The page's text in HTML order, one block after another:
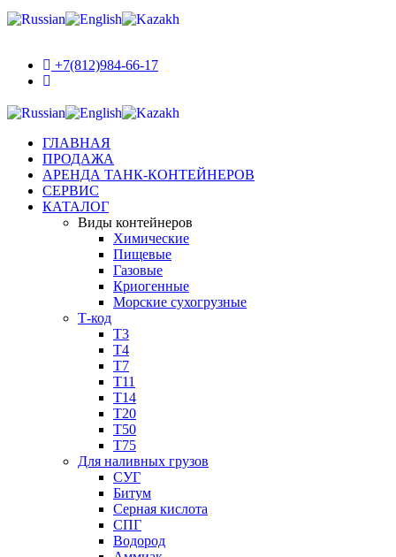
+7(812)984-66-17
ГЛАВНАЯ
ПРОДАЖА
АРЕНДА ТАНК-КОНТЕЙНЕРОВ
СЕРВИС
КАТАЛОГ
Виды контейнеров
Химические
Пищевые
Газовые
Криогенные
Морские сухогрузные
Т-код
Т3
Т4
Т7
Т11​
Т14
Т20
Т50
Т75
Для наливных грузов
СУГ
Битум
Серная кислота
СПГ
Водород